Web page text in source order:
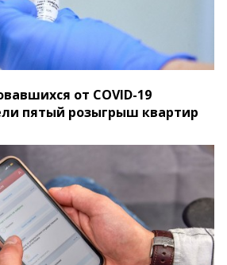
от COVID-19
пятый розыгрыш квартир